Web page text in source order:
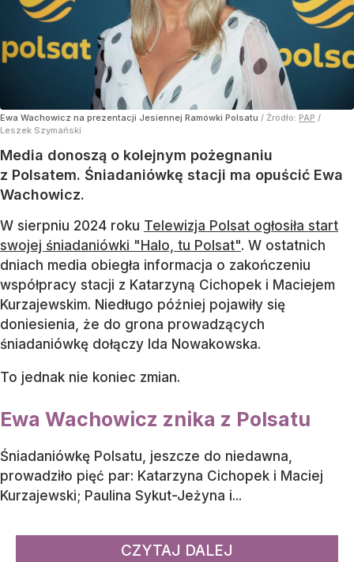
Ewa Wachowicz na prezentacji Jesiennej Ramówki Polsatu / Źródło: PAP /
Leszek Szymański
Media donoszą o kolejnym pożegnaniu
z Polsatem. Śniadaniówkę stacji ma opuścić Ewa
Wachowicz.
W sierpniu 2024 roku Telewizja Polsat ogłosiła start
swojej śniadaniówki "Halo, tu Polsat". W ostatnich
dniach media obiegła informacja o zakończeniu
współpracy stacji z Katarzyną Cichopek i Maciejem
Kurzajewskim. Niedługo później pojawiły się
doniesienia, że do grona prowadzących
śniadaniówkę dołączy Ida Nowakowska.
To jednak nie koniec zmian.
Ewa Wachowicz znika z Polsatu
Śniadaniówkę Polsatu, jeszcze do niedawna,
prowadziło pięć par: Katarzyna Cichopek i Maciej
Kurzajewski; Paulina Sykut-Jeżyna i...
CZYTAJ DALEJ